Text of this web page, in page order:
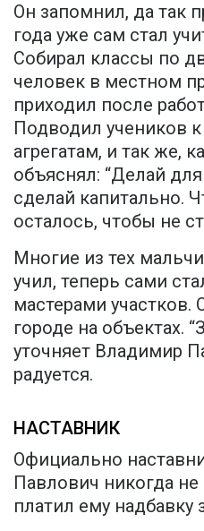
Он запомнил, да так
года уже сам стал
Собирал классы по
человек в местном
приходил после
Подводил учеников
агрегатам, и так же,
объяснял: “Делай
сделай капитально.
осталось, чтобы не
Многие из тех
учил, теперь сами
мастерами участков.
городе на объектах.
уточняет Владимир
радуется.
НАСТАВНИК
Официально
Павлович никогда
платил ему надбавку